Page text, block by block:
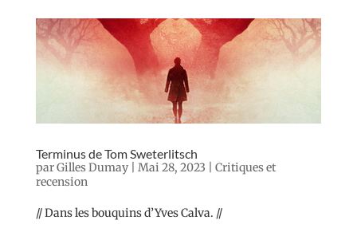
Terminus de Tom Sweterlitsch
parGilles Dumay| Mai 28, 2023
Critiques et
recension
// Dans les bouquins d’Yves Calva. //